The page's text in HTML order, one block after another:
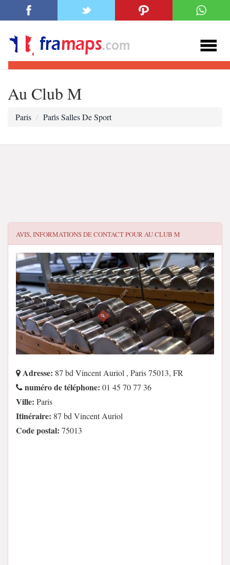
Au Club M
Paris Pari̇s Salles De Sport
AVIS, INFORMATIONS DE CONTACT POURAU CLUB M
Adresse: 87 bd Vincent Auriol , Paris 75013, FR
numéro de téléphone: 01 45 70 77 36
Ville: Paris
Itinéraire: 87 bd Vincent Auriol
Code postal: 75013